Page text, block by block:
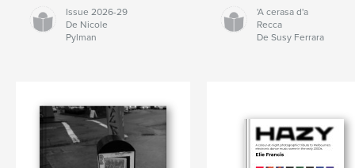
Issue 2026-29
De Nicole
Pylman
'A cerasa d'a
Recca
De Susy Ferrara